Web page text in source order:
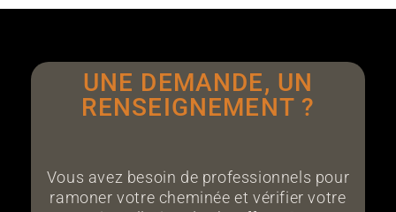
UNE DEMANDE, UN
RENSEIGNEMENT ?
Vous avez besoin de professionnels pour
ramoner votre cheminée et vérifier votre